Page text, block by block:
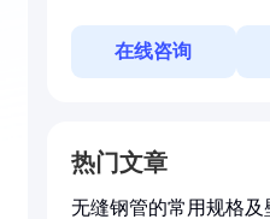
在线咨询
热门文章
无缝钢管的常用规格及